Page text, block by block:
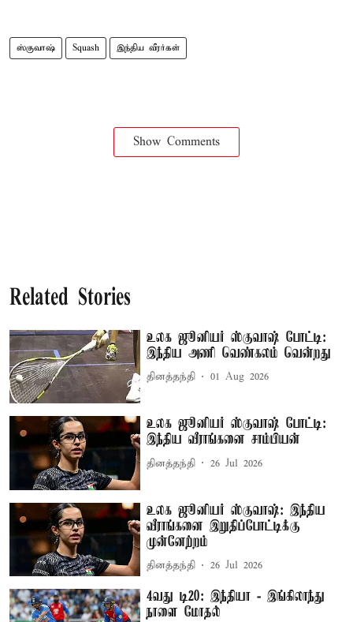
ஸ்குவாஷ் Squash இந்திய வீரர்கள்
Show Comments
Related Stories
உலக ஜூனியர் ஸ்குவாஷ் போட்டி:
இந்திய அணி வெண்கலம் வென்றது
தினத்தந்தி 01 Aug 2026
உலக ஜூனியர் ஸ்குவாஷ் போட்டி:
இந்திய வீராங்கனை சாம்பியன்
தினத்தந்தி 26 Jul 2026
உலக ஜூனியர் ஸ்குவாஷ்: இந்திய
வீராங்கனை இறுதிப்போட்டிக்கு
முன்னேற்றம்
தினத்தந்தி 26 Jul 2026
4வது டி20: இந்தியா - இங்கிலாந்து
நாளை மோதல்